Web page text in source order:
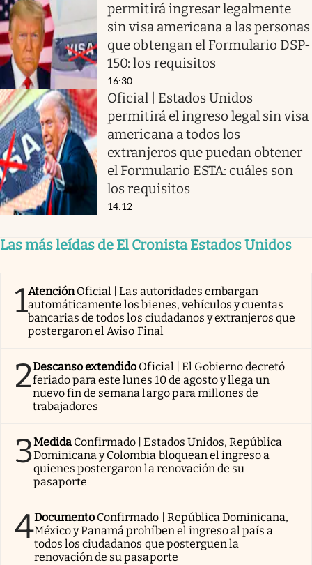
permitirá ingresar legalmente
sin visa americana a las personas
que obtengan el Formulario DSP-
150: los requisitos
16:30
Oficial | Estados Unidos
permitirá el ingreso legal sin visa
americana a todos los
extranjeros que puedan obtener
el Formulario ESTA: cuáles son
los requisitos
14:12
Las más leídas de El Cronista Estados Unidos
1AtenciónOficial | Las autoridades embargan
automáticamente los bienes, vehículos y cuentas
bancarias de todos los ciudadanos y extranjeros que
postergaron el Aviso Final
2Descanso extendido Oficial | El Gobierno decretó
feriado para este lunes 10 de agosto y llega un
nuevo fin de semana largo para millones de
trabajadores
3Medida Confirmado | Estados Unidos, República
Dominicana y Colombia bloquean el ingreso a
quienes postergaron la renovación de su
pasaporte
4Documento Confirmado | República Dominicana,
México y Panamá prohíben el ingreso al país a
todos los ciudadanos que posterguen la
renovación de su pasaporte